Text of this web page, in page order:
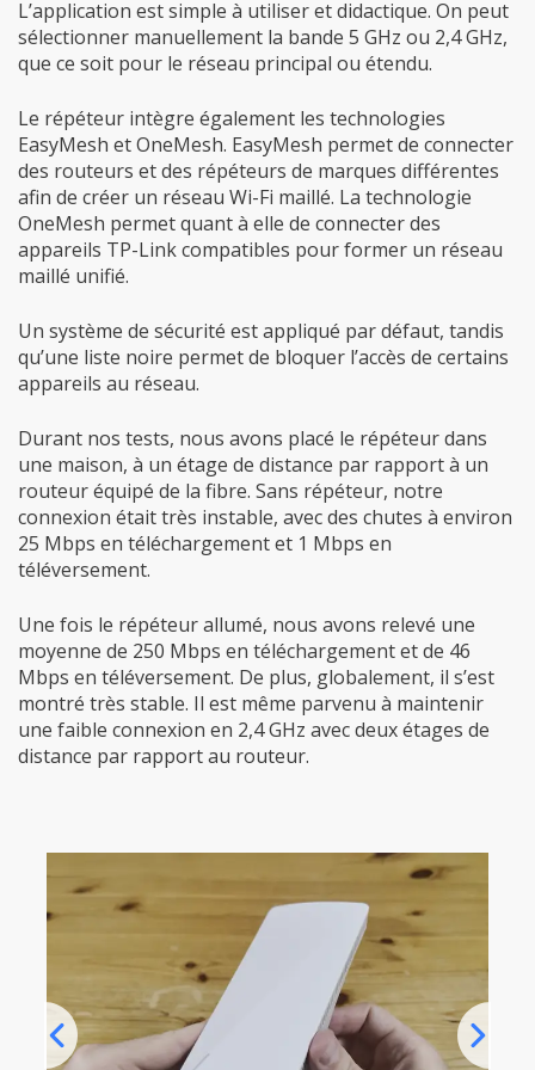
L’application est simple à utiliser et didactique. On peut
sélectionner manuellement la bande 5 GHz ou 2,4 GHz,
que ce soit pour le réseau principal ou étendu.
Le répéteur intègre également les technologies
EasyMesh et OneMesh. EasyMesh permet de connecter
des routeurs et des répéteurs de marques différentes
afin de créer un réseau Wi-Fi maillé. La technologie
OneMesh permet quant à elle de connecter des
appareils TP-Link compatibles pour former un réseau
maillé unifié.
Un système de sécurité est appliqué par défaut, tandis
qu’une liste noire permet de bloquer l’accès de certains
appareils au réseau.
Durant nos tests, nous avons placé le répéteur dans
une maison, à un étage de distance par rapport à un
routeur équipé de la fibre. Sans répéteur, notre
connexion était très instable, avec des chutes à environ
25 Mbps en téléchargement et 1 Mbps en
téléversement.
Une fois le répéteur allumé, nous avons relevé une
moyenne de 250 Mbps en téléchargement et de 46
Mbps en téléversement. De plus, globalement, il s’est
montré très stable. Il est même parvenu à maintenir
une faible connexion en 2,4 GHz avec deux étages de
distance par rapport au routeur.